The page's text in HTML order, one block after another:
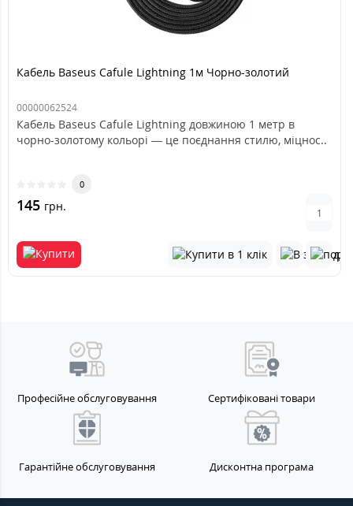
Кабель Baseus Cafule Lightning 1м Чорно-золотий
00000062524
Кабель Baseus Cafule Lightning довжиною 1 метр в
чорно-золотому кольорі — це поєднання стилю, міцнос..
0
145 грн.
Професійне обслуговування Сертифіковані товари
Гарантійне обслуговування Дисконтна програма